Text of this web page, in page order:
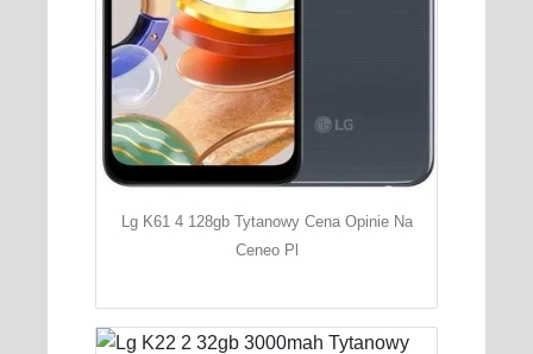
Lg K61 4 128gb Tytanowy Cena Opinie Na
Ceneo Pl